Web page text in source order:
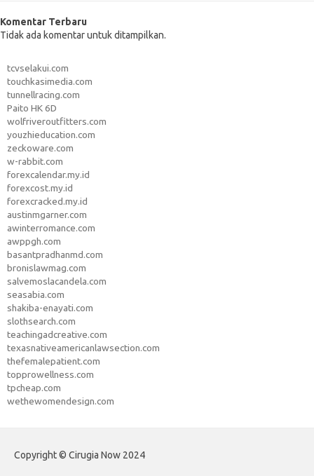
Komentar Terbaru
Tidak ada komentar untuk ditampilkan.
tcvselakui.com
touchkasimedia.com
tunnellracing.com
Paito HK 6D
wolfriveroutfitters.com
youzhieducation.com
zeckoware.com
w-rabbit.com
forexcalendar.my.id
forexcost.my.id
forexcracked.my.id
austinmgarner.com
awinterromance.com
awppgh.com
basantpradhanmd.com
bronislawmag.com
salvemoslacandela.com
seasabia.com
shakiba-enayati.com
slothsearch.com
teachingadcreative.com
texasnativeamericanlawsection.com
thefemalepatient.com
topprowellness.com
tpcheap.com
wethewomendesign.com
Copyright © Cirugia Now 2024